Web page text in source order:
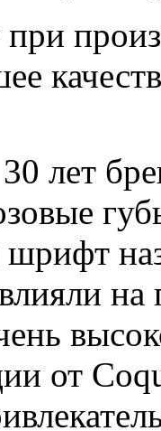
лет
шрифт
от